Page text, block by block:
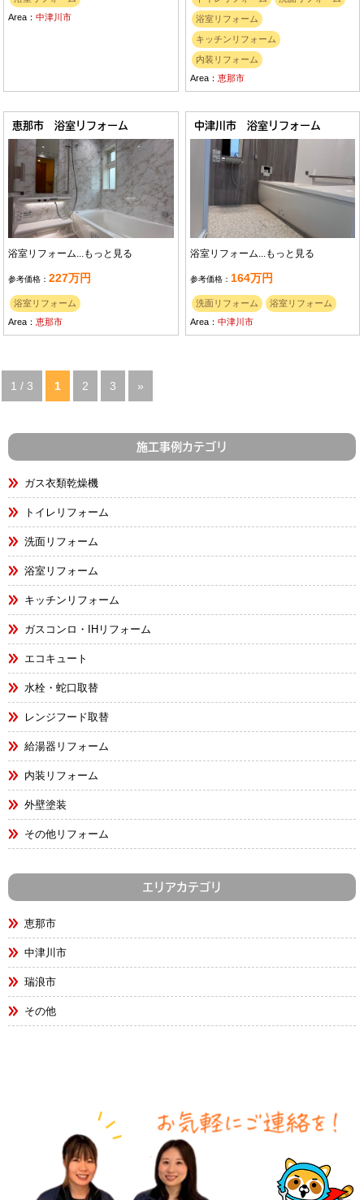
Area：中津川市 浴室リフォーム
キッチンリフォーム
内装リフォーム
Area：恵那市
恵那市 浴室リフォーム
浴室リフォーム...もっと見る
参考価格：227万円
浴室リフォーム
Area：恵那市
中津川市 浴室リフォーム
浴室リフォーム...もっと見る
参考価格： 164万円
洗面リフォーム
浴室リフォーム
Area：中津川市
1 / 3 1 2 3 »
施工事例カテゴリ
ガス衣類乾燥機
トイレリフォーム
洗面リフォーム
浴室リフォーム
キッチンリフォーム
ガスコンロ・IHリフォーム
エコキュート
水栓・蛇口取替
レンジフード取替
給湯器リフォーム
内装リフォーム
外壁塗装
その他リフォーム
エリアカテゴリ
恵那市
中津川市
瑞浪市
その他